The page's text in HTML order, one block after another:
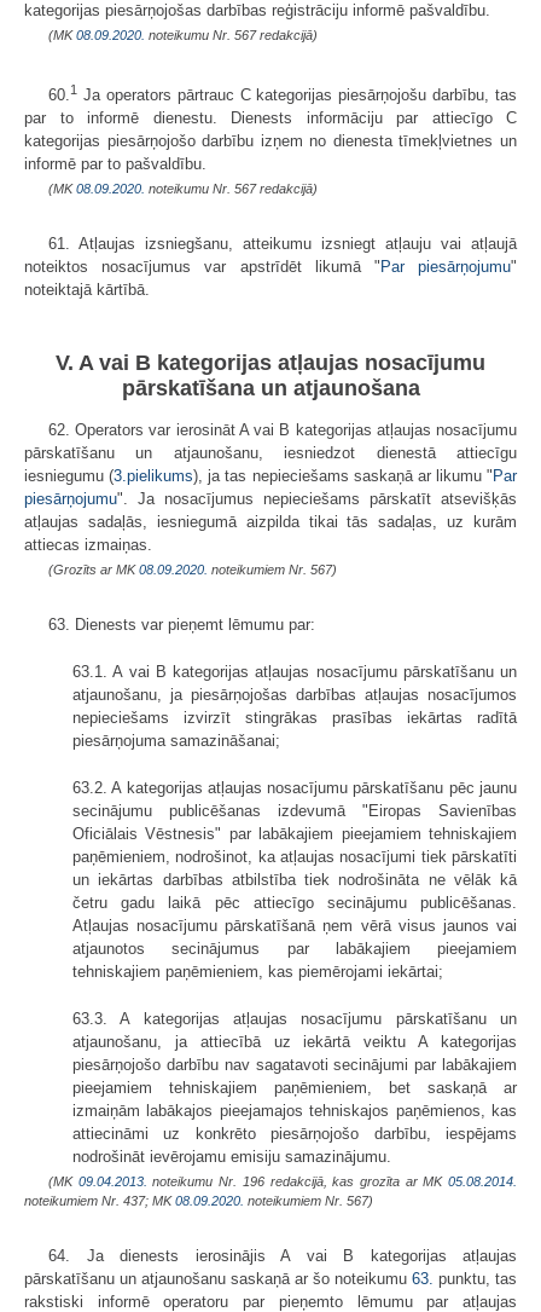
kategorijas piesārņojošas darbības reģistrāciju informē pašvaldību.
(MK08.09.2020. noteikumu Nr. 567 redakcijā)
60.1 Ja operators pārtrauc C kategorijas piesārņojošu darbību, tas
par to informē dienestu. Dienests informāciju par attiecīgo C
kategorijas piesārņojošo darbību izņem no dienesta tīmekļvietnes un
informē par to pašvaldību.
(MK08.09.2020. noteikumu Nr. 567 redakcijā)
61. Atļaujas izsniegšanu, atteikumu izsniegt atļauju vai atļaujā
noteiktos nosacījumus var apstrīdēt likumā " Par piesārņojumu"
noteiktajā kārtībā.
V. A vai B kategorijas atļaujas nosacījumu
pārskatīšana un atjaunošana
62. Operators var ierosināt A vai B kategorijas atļaujas nosacījumu
pārskatīšanu un atjaunošanu, iesniedzot dienestā attiecīgu
iesniegumu (3.pielikums), ja tas nepieciešams saskaņā ar likumu " Par
piesārņojumu". Ja nosacījumus nepieciešams pārskatīt atsevišķās
atļaujas sadaļās, iesniegumā aizpilda tikai tās sadaļas, uz kurām
attiecas izmaiņas.
(Grozīts ar MK08.09.2020. noteikumiem Nr. 567)
63. Dienests var pieņemt lēmumu par:
63.1. A vai B kategorijas atļaujas nosacījumu pārskatīšanu un
atjaunošanu, ja piesārņojošas darbības atļaujas nosacījumos
nepieciešams izvirzīt stingrākas prasības iekārtas radītā
piesārņojuma samazināšanai;
63.2. A kategorijas atļaujas nosacījumu pārskatīšanu pēc jaunu
secinājumu publicēšanas izdevumā "Eiropas Savienības
Oficiālais Vēstnesis" par labākajiem pieejamiem tehniskajiem
paņēmieniem, nodrošinot, ka atļaujas nosacījumi tiek pārskatīti
un iekārtas darbības atbilstība tiek nodrošināta ne vēlāk kā
četru gadu laikā pēc attiecīgo secinājumu publicēšanas.
Atļaujas nosacījumu pārskatīšanā ņem vērā visus jaunos vai
atjaunotos secinājumus par labākajiem pieejamiem
tehniskajiem paņēmieniem, kas piemērojami iekārtai;
63.3. A kategorijas atļaujas nosacījumu pārskatīšanu un
atjaunošanu, ja attiecībā uz iekārtā veiktu A kategorijas
piesārņojošo darbību nav sagatavoti secinājumi par labākajiem
pieejamiem tehniskajiem paņēmieniem, bet saskaņā ar
izmaiņām labākajos pieejamajos tehniskajos paņēmienos, kas
attiecināmi uz konkrēto piesārņojošo darbību, iespējams
nodrošināt ievērojamu emisiju samazinājumu.
(MK 09.04.2013. noteikumu Nr. 196 redakcijā, kas grozīta ar MK05.08.2014.
noteikumiem Nr. 437; MK08.09.2020. noteikumiem Nr. 567)
64. Ja dienests ierosinājis A vai B kategorijas atļaujas
pārskatīšanu un atjaunošanu saskaņā ar šo noteikumu 63. punktu, tas
rakstiski informē operatoru par pieņemto lēmumu par atļaujas